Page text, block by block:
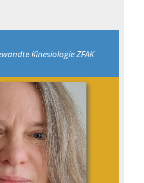
Kinesiologie ZFAK